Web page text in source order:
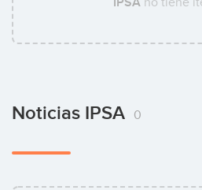
Noticias IPSA 0